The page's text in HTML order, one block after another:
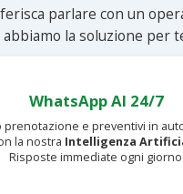
parlare con un
la soluzione per
WhatsApp AI 24/7
prenotazione e preventivi in
la nostra Intelligenza
Risposte immediate ogni giorno.